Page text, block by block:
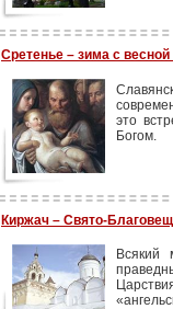
Сретенье – зима с
это
Богом.
Киржач – Свято-
Всякий